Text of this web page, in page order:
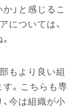
」と感じるこ
については、
もより良い組
。こちらも専
今は組織が小